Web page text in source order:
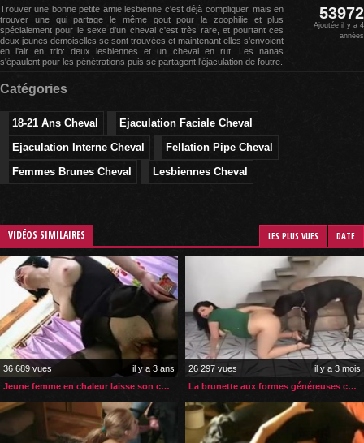
Trouver une bonne petite amie lesbienne c'est déjà compliquer, mais en
trouver une qui partage le même gout pour la zoophilie et plus
spécialement pour le sexe d'un cheval c'est très rare, et pourtant ces
deux jeunes demoiselles se sont trouvées et maintenant elles s'envoient
en l'air en trio: deux lesbiennes et un cheval en rut. Les nanas
s'épaulent pour les pénétrations puis se partagent l'éjaculation de foutre.
53972
Ajoutée il y a 4
années
Catégories
18-21 Ans Cheval
Ejaculation Faciale Cheval
Ejaculation Interne Cheval
Fellation Pipe Cheval
Femmes Brunes Cheval
Lesbiennes Cheval
VIDÉOS SIMILAIRES LES PLUS VUES DATE
36 689 vues
il y a 3 ans
Jeune femme en chaleur laisse son chien lui faire son affaire
26 297 vues
il y a 3 mois
La brunette aux formes généreuses comblée par son chien